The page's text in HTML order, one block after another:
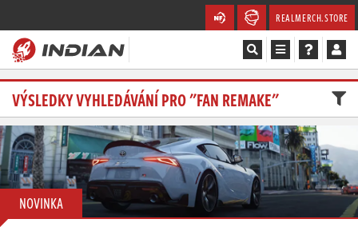
REALMERCH.STORE
Magazín
Recenze
Videa
Soutěže
VÝSLEDKY VYHLEDÁVÁNÍ PRO "FAN REMAKE"
NOVINKA